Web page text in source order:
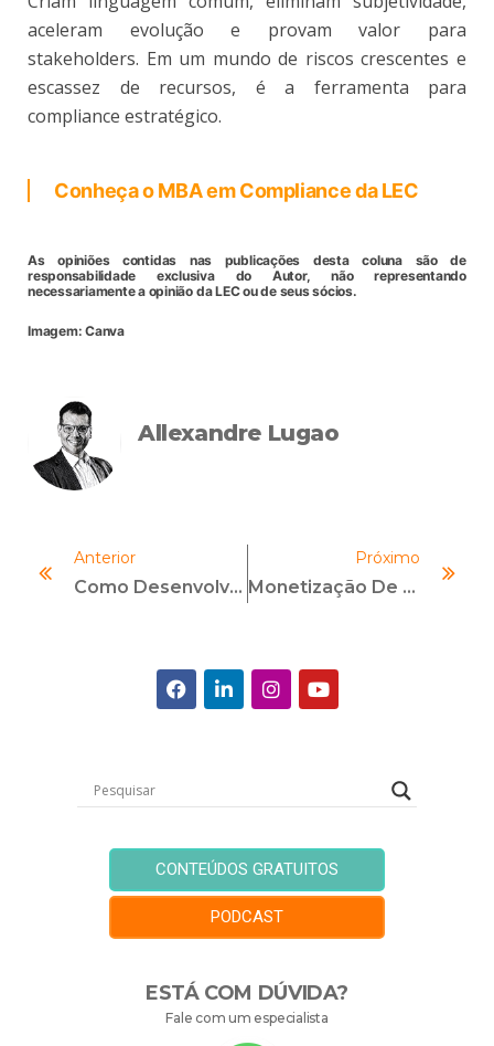
aceleram evolução e provam valor para
stakeholders. Em um mundo de riscos crescentes e
escassez de recursos, é a ferramenta para
compliance estratégico.
Conheça o MBA em Compliance da LEC
As opiniões contidas nas publicações desta coluna são de
responsabilidade exclusiva do Autor, não representando
necessariamente a opinião da LEC ou de seus sócios.
Imagem: Canva
Allexandre Lugao
Anterior
Como Desenvolver Sua Marca Pessoal Em Áreas Tradicionalmente Conservadoras
Próximo
Monetização De Riscos: O Futuro Da Gestão Baseada Em Dados
CONTEÚDOS GRATUITOS
PODCAST
ESTÁ COM DÚVIDA?
Fale com um especialista